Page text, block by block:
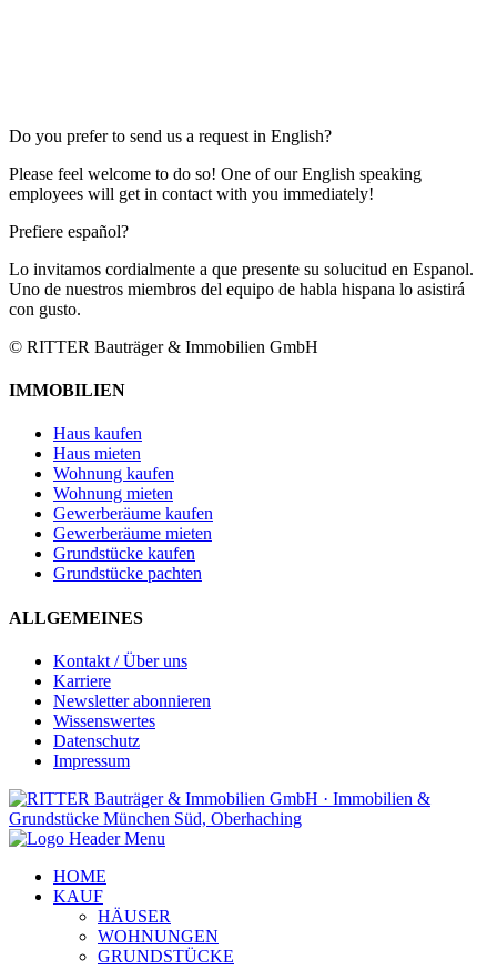
Do you prefer to send us a request in English?
Please feel welcome to do so! One of our English speaking
employees will get in contact with you immediately!
Prefiere español?
Lo invitamos cordialmente a que presente su solucitud en Espanol.
Uno de nuestros miembros del equipo de habla hispana lo asistirá
con gusto.
© RITTER Bauträger & Immobilien GmbH
IMMOBILIEN
Haus kaufen
Haus mieten
Wohnung kaufen
Wohnung mieten
Gewerberäume kaufen
Gewerberäume mieten
Grundstücke kaufen
Grundstücke pachten
ALLGEMEINES
Kontakt / Über uns
Karriere
Newsletter abonnieren
Wissenswertes
Datenschutz
Impressum
HOME
KAUF
HÄUSER
WOHNUNGEN
GRUNDSTÜCKE